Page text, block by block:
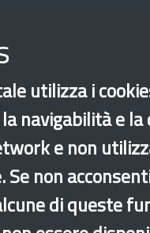
Consulta tutte le
utilizza i
navigabilità e la
e non
Se non
di queste